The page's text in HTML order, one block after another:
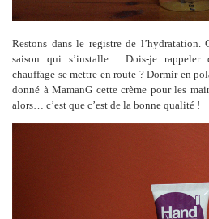
Restons dans le registre de
saison qui s’installe… Dois-je rappeler
chauffage se mettre en route ? Dormir en
donné à MamanG cette crème pour les
alors… c’est que c’est de la bonne qualité !